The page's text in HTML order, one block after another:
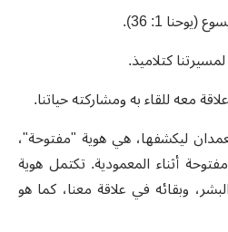
1: 36).
كتلاميذ.
معه للقاء به ومشاركته حياتنا.
ليكشفها، هي هوية "مفتوحة"،
أثناء المعمودية. تكتمل هوية
وبقائه في علاقة معنا، كما هو